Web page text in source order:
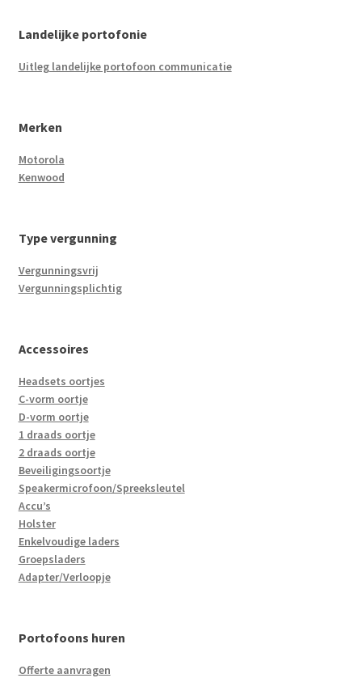
Landelijke portofonie
Uitleg landelijke portofoon communicatie
Merken
Motorola
Kenwood
Type vergunning
Vergunningsvrij
Vergunningsplichtig
Accessoires
Headsets oortjes
C-vorm oortje
D-vorm oortje
1 draads oortje
2 draads oortje
Beveiligingsoortje
Speakermicrofoon/Spreeksleutel
Accu’s
Holster
Enkelvoudige laders
Groepsladers
Adapter/Verloopje
Portofoons huren
Offerte aanvragen